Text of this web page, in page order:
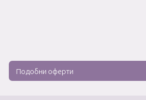
Подобни оферти